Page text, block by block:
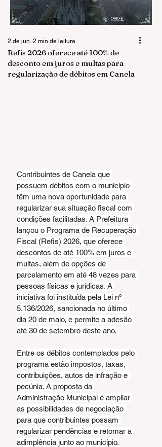
Refis 2026 oferece até 100% de
desconto em juros e multas para
regularização de débitos em Canela
2 de jun. 2 min de leitura
Contribuintes de Canela que
possuem débitos com o município
têm uma nova oportunidade para
regularizar sua situação fiscal com
condições facilitadas. A Prefeitura
lançou o Programa de Recuperação
Fiscal (Refis) 2026, que oferece
descontos de até 100% em juros e
multas, além de opções de
parcelamento em até 48 vezes para
pessoas físicas e jurídicas. A
iniciativa foi instituída pela Lei nº
5.136/2026, sancionada no último
dia 20 de maio, e permite a adesão
até 30 de setembro deste ano.
Entre os débitos contemplados pelo
programa estão impostos, taxas,
contribuições, autos de infração e
pecúnia. A proposta da
Administração Municipal é ampliar
as possibilidades de negociação
para que contribuintes possam
regularizar pendências e retomar a
adimplência junto ao município.